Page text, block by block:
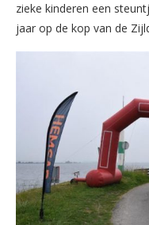
zieke kinderen een
jaar op de kop van de